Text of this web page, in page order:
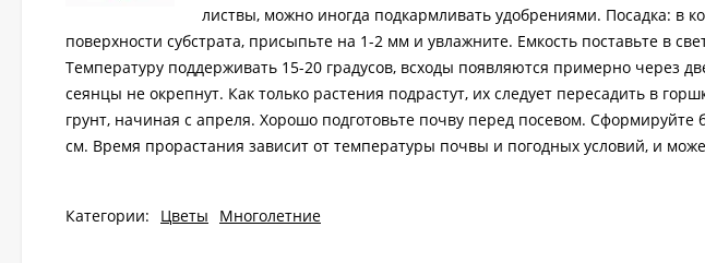
листвы, можно иногда подкармливать удобрениями. Посадка: в
поверхности субстрата, присыпьте на 1-2 мм и увлажните. Емкость поставьте в
Температуру поддерживать 15-20 градусов, всходы появляются примерно через
сеянцы не окрепнут. Как только растения подрастут, их следует пересадить в
грунт, начиная с апреля. Хорошо подготовьте почву перед посевом. Сформируйте
см. Время прорастания зависит от температуры почвы и погодных условий, и
Категории: Цветы Многолетние